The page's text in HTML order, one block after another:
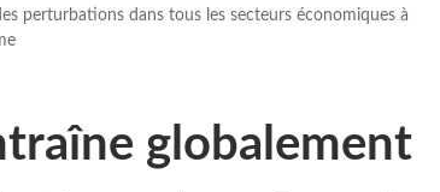
perturbations dans tous les secteurs économiques à
globalement